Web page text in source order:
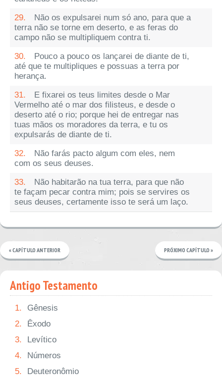
29.
Não os expulsarei num só ano, para que a
terra não se torne em deserto, e as feras do
campo não se multipliquem contra ti.
30.
Pouco a pouco os lançarei de diante de ti,
até que te multipliques e possuas a terra por
herança.
31.
E fixarei os teus limites desde o Mar
Vermelho até o mar dos filisteus, e desde o
deserto até o rio; porque hei de entregar nas
tuas mãos os moradores da terra, e tu os
expulsarás de diante de ti.
32.
Não farás pacto algum com eles, nem
com os seus deuses.
33.
Não habitarão na tua terra, para que não
te façam pecar contra mim; pois se servires os
seus deuses, certamente isso te será um laço.
« CAPÍTULO ANTERIOR PRÓXIMO CAPÍTULO »
Antigo Testamento
1.
Gênesis
2.
Êxodo
3.
Levítico
4.
Números
5.
Deuteronômio